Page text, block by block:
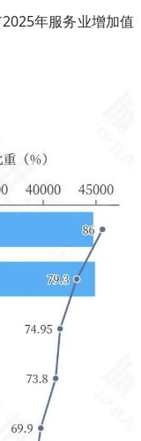
年服务业增加值